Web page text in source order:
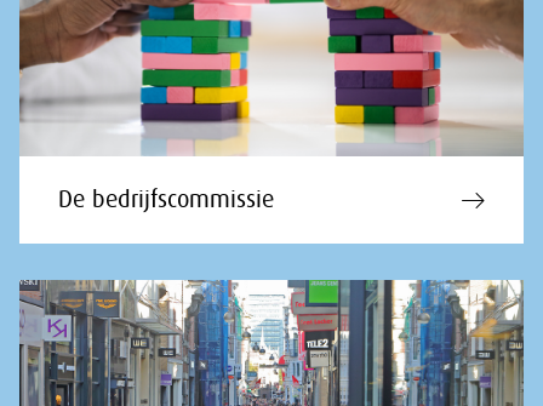
De bedrijfscommissie